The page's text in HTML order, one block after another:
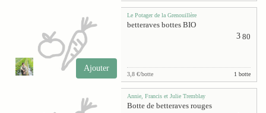
Ajouter
Le Potager de la Grenouillère
betteraves bottes BIO
3 80
3,8 €/botte 1 botte
Annie, Francis et Julie Tremblay
Botte de betteraves rouges